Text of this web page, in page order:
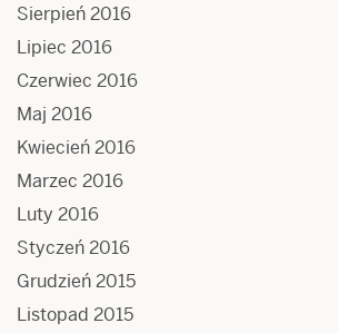
Sierpień 2016
Lipiec 2016
Czerwiec 2016
Maj 2016
Kwiecień 2016
Marzec 2016
Luty 2016
Styczeń 2016
Grudzień 2015
Listopad 2015